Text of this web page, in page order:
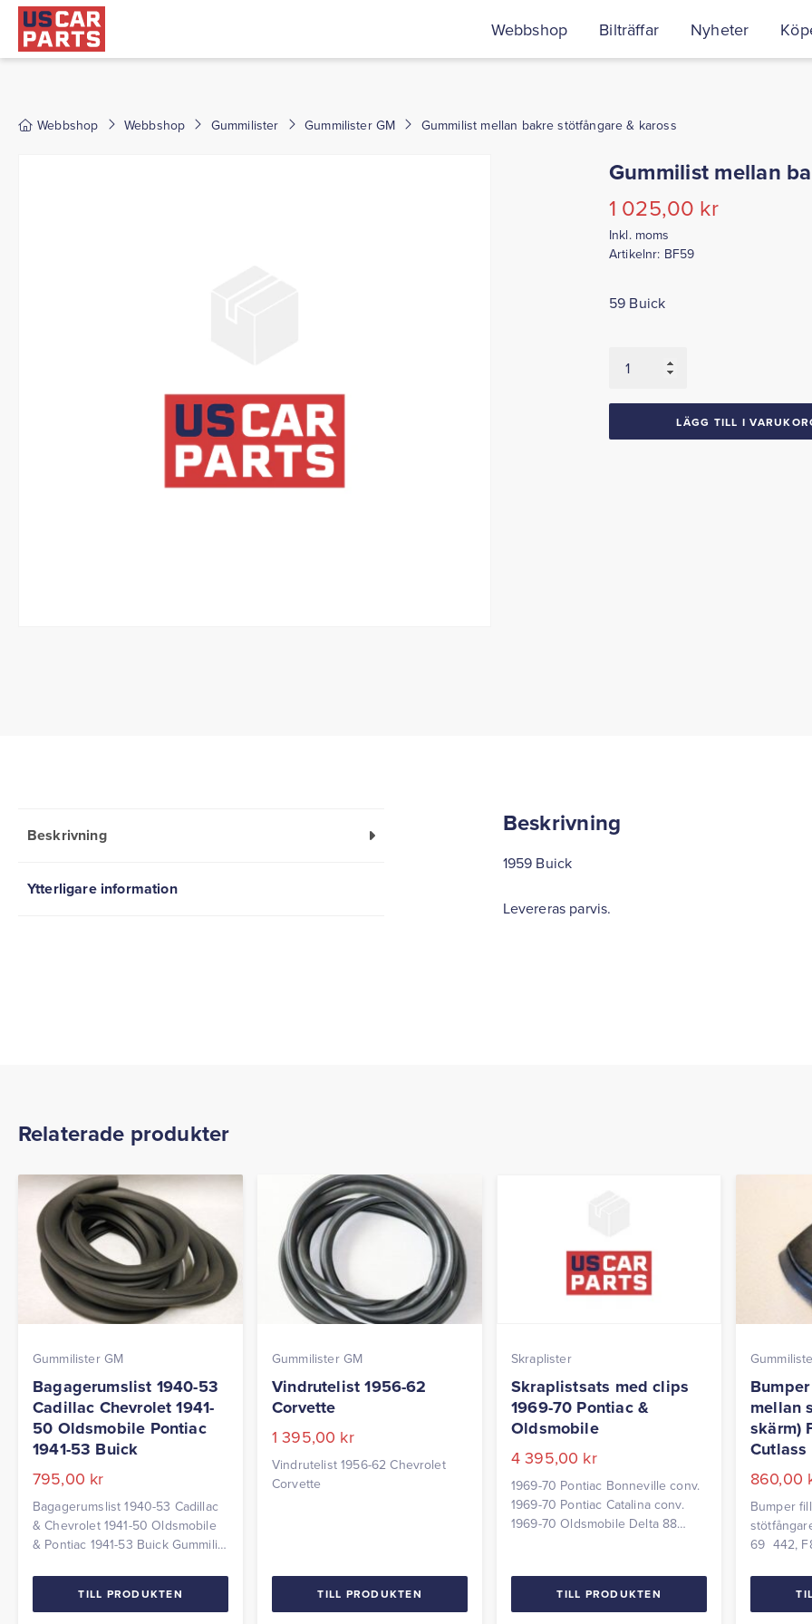
Webbshop Bilträffar Nyheter
Webbshop Webbshop Gummilister Gummilister GM Gummilist mellan bakre stötfångare & kaross
Gummilist mellan
1 025,00 kr
Inkl. moms
Artikelnr: BF59
59 Buick
mellan
LÄGG TILL I
Beskrivning
Ytterligare information
Beskrivning
1959 Buick
Levereras parvis.
Relaterade produkter
Gummilister GM
Bagagerumslist 1940-53
Cadillac Chevrolet 1941-
50 Oldsmobile Pontiac
1941-53 Buick
795,00 kr
Bagagerumslist 1940-53 Cadillac
& Chevrolet 1941-50 Oldsmobile
& Pontiac 1941-53 Buick Gummilist
TILL PRODUKTEN
Gummilister GM
Vindrutelist 1956-62
Corvette
1 395,00 kr
Vindrutelist 1956-62 Chevrolet
Corvette
TILL PRODUKTEN
Skraplister
Skraplistsats med clips
1969-70 Pontiac &
Oldsmobile
4 395,00 kr
1969-70 Pontiac Bonneville conv.
1969-70 Pontiac Catalina conv.
1969-70 Oldsmobile Delta 88
TILL PRODUKTEN
mellan
skärm)
Cutlass
860,00
Bumper
69 442,